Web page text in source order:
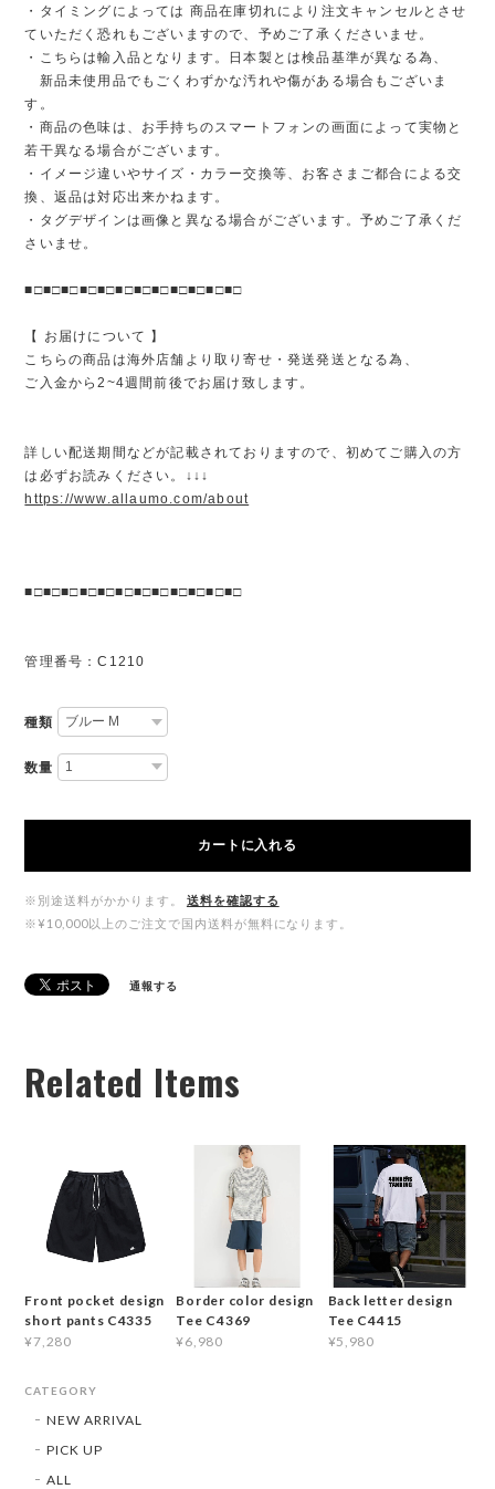
・タイミングによっては 商品在庫切れにより注文キャンセルとさせ
ていただく恐れもございますので、予めご了承くださいませ。
・こちらは輸入品となります。日本製とは検品基準が異なる為、
新品未使用品でもごくわずかな汚れや傷がある場合もございま
す。
・商品の色味は、お手持ちのスマートフォンの画面によって実物と
若干異なる場合がございます。
・イメージ違いやサイズ・カラー交換等、お客さまご都合による交
換、返品は対応出来かねます。
・タグデザインは画像と異なる場合がございます。予めご了承くだ
さいませ。
■□■□■□■□■□■□■□■□■□■□■□■□
【 お届けについて 】
こちらの商品は海外店舗より取り寄せ・発送発送となる為、
ご入金から2~4週間前後でお届け致します。
詳しい配送期間などが記載されておりますので、初めてご購入の方
は必ずお読みください。↓↓↓
https://www.allaumo.com/about
■□■□■□■□■□■□■□■□■□■□■□■□
管理番号：C1210
種類
数量
カートに入れる
※別途送料がかかります。
送料を確認する
※¥10,000以上のご注文で国内送料が無料になります。
通報する
Related Items
Front pocket design
short pants C4335
¥7,280
Border color design
Tee C4369
¥6,980
Back letter design
Tee C4415
¥5,980
CATEGORY
NEW ARRIVAL
PICK UP
ALL